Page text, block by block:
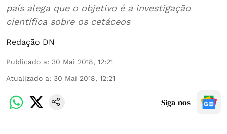
país alega que o objetivo é a investigação
científica sobre os cetáceos
Redação DN
Publicado a: 30 Mai 2018, 12:21
Atualizado a: 30 Mai 2018, 12:21
Siga-nos